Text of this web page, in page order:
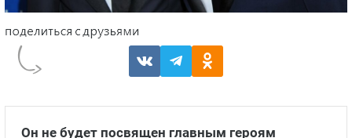
Он не будет посвящен главным героям